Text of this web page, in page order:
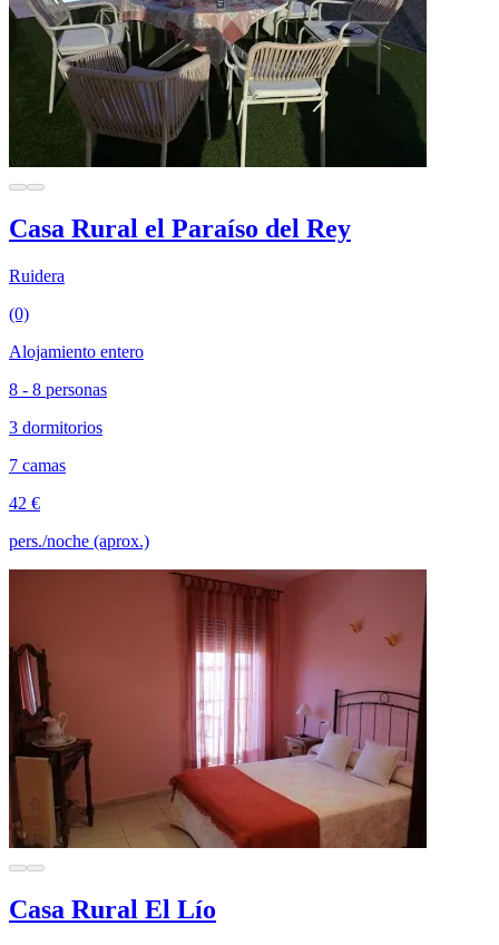
Casa Rural el Paraíso del Rey
Ruidera
(0)
Alojamiento entero
8 - 8 personas
3 dormitorios
7 camas
42 €
pers./noche (aprox.)
Casa Rural El Lío